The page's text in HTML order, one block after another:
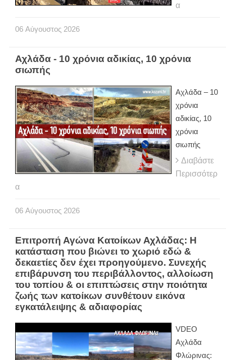
α
06 Αύγουστος 2026
Αχλάδα - 10 χρόνια αδικίας, 10 χρόνια
σιωπής
Αχλάδα – 10
χρόνια
αδικίας, 10
χρόνια
σιωπής
Διαβάστε
Περισσότερ
α
06 Αύγουστος 2026
Επιτροπή Αγώνα Κατοίκων Αχλάδας: Η
κατάσταση που βιώνει το χωριό εδώ &
δεκαετίες δεν έχει προηγούμενο. Συνεχής
επιβάρυνση του περιβάλλοντος, αλλοίωση
του τοπίου & οι επιπτώσεις στην ποιότητα
ζωής των κατοίκων συνθέτουν εικόνα
εγκατάλειψης & αδιαφορίας
VDEO
Αχλάδα
Φλώρινας: